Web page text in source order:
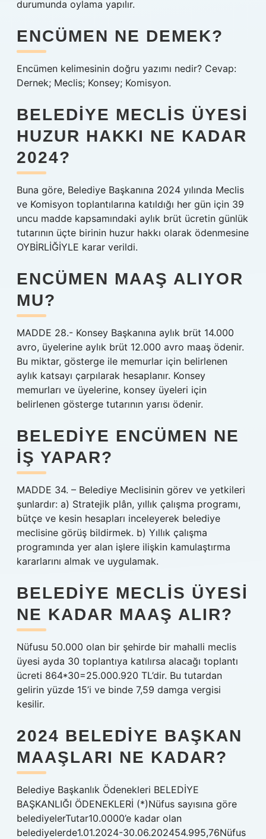
durumunda oylama yapılır.
ENCÜMEN NE DEMEK?
Encümen kelimesinin doğru yazımı nedir? Cevap:
Dernek; Meclis; Konsey; Komisyon.
BELEDIYE MECLIS ÜYESI
HUZUR HAKKI NE KADAR
2024?
Buna göre, Belediye Başkanına 2024 yılında Meclis
ve Komisyon toplantılarına katıldığı her gün için 39
uncu madde kapsamındaki aylık brüt ücretin günlük
tutarının üçte birinin huzur hakkı olarak ödenmesine
OYBİRLİĞİYLE karar verildi.
ENCÜMEN MAAŞ ALIYOR
MU?
MADDE 28.- Konsey Başkanına aylık brüt 14.000
avro, üyelerine aylık brüt 12.000 avro maaş ödenir.
Bu miktar, gösterge ile memurlar için belirlenen
aylık katsayı çarpılarak hesaplanır. Konsey
memurları ve üyelerine, konsey üyeleri için
belirlenen gösterge tutarının yarısı ödenir.
BELEDIYE ENCÜMEN NE
IŞ YAPAR?
MADDE 34. – Belediye Meclisinin görev ve yetkileri
şunlardır: a) Stratejik plân, yıllık çalışma programı,
bütçe ve kesin hesapları inceleyerek belediye
meclisine görüş bildirmek. b) Yıllık çalışma
programında yer alan işlere ilişkin kamulaştırma
kararlarını almak ve uygulamak.
BELEDIYE MECLIS ÜYESI
NE KADAR MAAŞ ALIR?
Nüfusu 50.000 olan bir şehirde bir mahalli meclis
üyesi ayda 30 toplantıya katılırsa alacağı toplantı
ücreti 864*30=25.000.920 TL’dir. Bu tutardan
gelirin yüzde 15’i ve binde 7,59 damga vergisi
kesilir.
2024 BELEDIYE BAŞKAN
MAAŞLARI NE KADAR?
Belediye Başkanlık Ödenekleri BELEDİYE
BAŞKANLIĞI ÖDENEKLERİ (*)Nüfus sayısına göre
belediyelerTutar10.0000’e kadar olan
belediyelerde1.01.2024-30.06.202454.995,76Nüfus